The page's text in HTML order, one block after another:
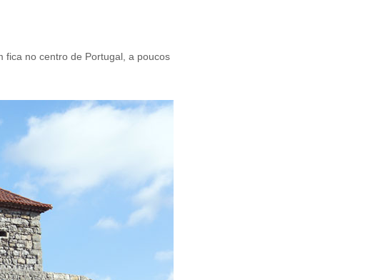
fica no centro de Portugal, a poucos